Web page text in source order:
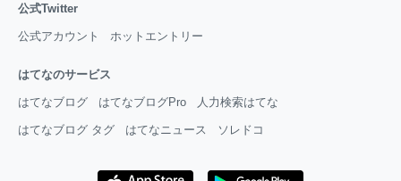
公式Twitter
公式アカウント ホットエントリー
はてなのサービス
はてなブログ はてなブログPro 人力検索はてな
はてなブログ タグ はてなニュース ソレドコ